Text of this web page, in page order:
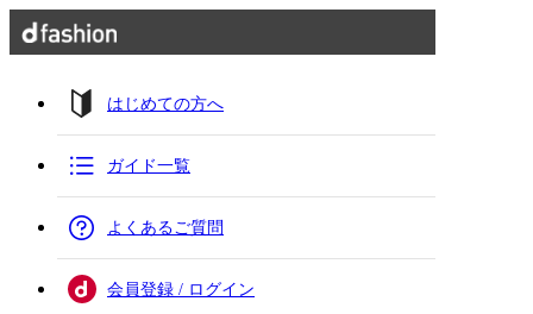
はじめての方へ
ガイド一覧
よくあるご質問
会員登録 / ログイン